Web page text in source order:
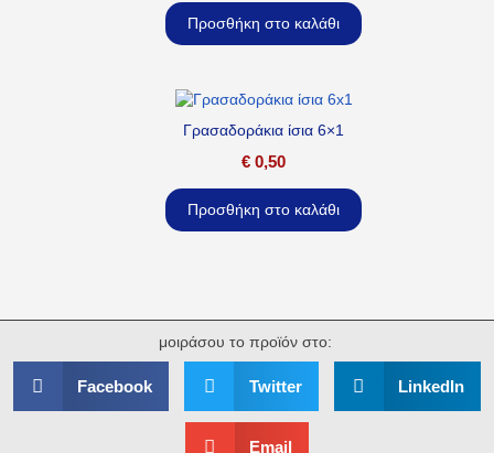
Προσθήκη στο καλάθι
Γρασαδοράκια ίσια 6×1
€ 0,50
Προσθήκη στο καλάθι
μοιράσου το προϊόν στο:
Facebook Twitter LinkedIn
Email